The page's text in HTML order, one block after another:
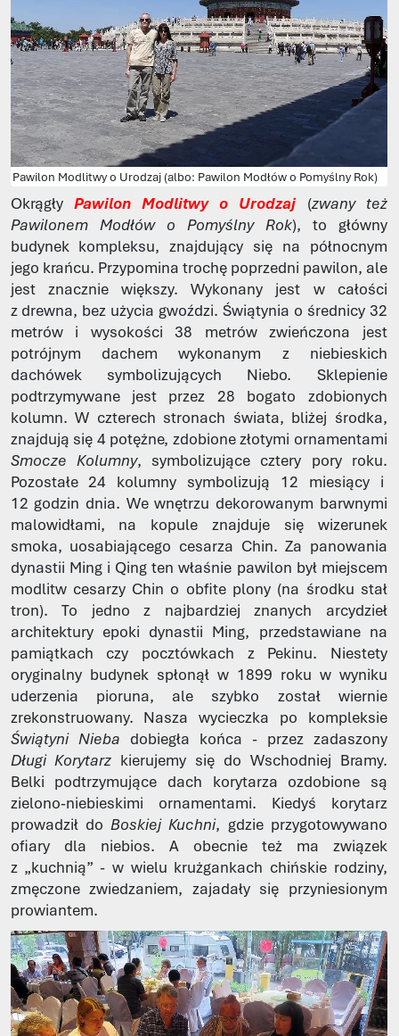
Pawilon Modlitwy o Urodzaj (albo: Pawilon Modłów o Pomyślny Rok)
Okrągły Pawilon Modlitwy o Urodzaj (zwany też
Pawilonem Modłów o Pomyślny Rok), to główny
budynek kompleksu, znajdujący się na północnym
jego krańcu. Przypomina trochę poprzedni pawilon, ale
jest znacznie większy. Wykonany jest w całości
z drewna, bez użycia gwoździ. Świątynia o średnicy 32
metrów i wysokości 38 metrów zwieńczona jest
potrójnym dachem wykonanym z niebieskich
dachówek symbolizujących Niebo. Sklepienie
podtrzymywane jest przez 28 bogato zdobionych
kolumn. W czterech stronach świata, bliżej środka,
znajdują się 4 potężne, zdobione złotymi ornamentami
Smocze Kolumny, symbolizujące cztery pory roku.
Pozostałe 24 kolumny symbolizują 12 miesiący i
12 godzin dnia. We wnętrzu dekorowanym barwnymi
malowidłami, na kopule znajduje się wizerunek
smoka, uosabiającego cesarza Chin. Za panowania
dynastii Ming i Qing ten właśnie pawilon był miejscem
modlitw cesarzy Chin o obfite plony (na środku stał
tron). To jedno z najbardziej znanych arcydzieł
architektury epoki dynastii Ming, przedstawiane na
pamiątkach czy pocztówkach z Pekinu. Niestety
oryginalny budynek spłonął w 1899 roku w wyniku
uderzenia pioruna, ale szybko został wiernie
zrekonstruowany. Nasza wycieczka po kompleksie
Świątyni Nieba dobiegła końca - przez zadaszony
Długi Korytarz kierujemy się do Wschodniej Bramy.
Belki podtrzymujące dach korytarza ozdobione są
zielono-niebieskimi ornamentami. Kiedyś korytarz
prowadził doBoskiej Kuchni, gdzie przygotowywano
ofiary dla niebios. A obecnie też ma związek
z „kuchnią” - w wielu krużgankach chińskie rodziny,
zmęczone zwiedzaniem, zajadały się przyniesionym
prowiantem.